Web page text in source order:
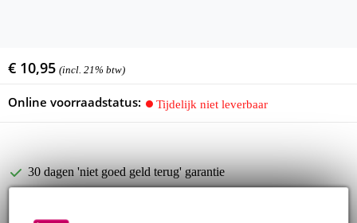
€ 10,95 (incl. 21% btw)
Online voorraadstatus: Tijdelijk niet leverbaar
30 dagen 'niet goed geld terug' garantie